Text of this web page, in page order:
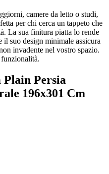
camere da letto o studi,
per chi cerca un tappeto che
La sua finitura piatta lo rende
il suo design minimale assicura
invadente nel vostro spazio.
Plain Persia
196x301 Cm